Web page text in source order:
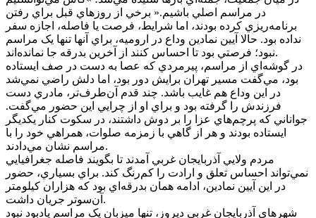
در مراسم اصلي باشيم.« برخي از روزهاي قبل براي رفتن
برنامه‌ريزي کرده بودند، اما شرايط، فرصت يا فاصله، اجازه سفر
نداده بود. حالا آيين نمادين وداع در اروميه، براي آنها تنها يک مراسم
نبود؛ فرصتي بود تا احساس کنند از آخرين بدرقه جا نمانده‌اند.
در گوشه‌اي از مراسم، پيرمردي که عصا به دست در صف ايستاده
بود، مي‌گفت مسير تهران برايش دور بود، اما دلش راضي نمي‌شد
در اين وداع هم غايب باشد. چند قدم آن‌طرف‌تر، مادري دست
فرزندش را گرفته بود و براي او از چرايي اين حضور مي‌گفت.
جواناني که پرچم‌هاي عزا را بر دوش داشتند، در سکوت کنار يکديگر
ايستاده بودند و هر از گاهي با زمزمه صلوات، همراهي خود را با
مراسم نشان مي‌دادند.
مردم ولايي آذربايجان غربي آمدند تا بگويند فاصله جغرافيايي
نمي‌تواند احساس تعلق و ارادت را کم‌رنگ کند. براي بسياري، حضور
در اين آيين نمادين، ادامه همان بدرقه‌اي بود که هزاران کيلومتر
آن‌سوتر جريان داشت.
شهرهاي آذربايجان غربي ديروز، تنها ميزبان يک مراسم يادبود نبود